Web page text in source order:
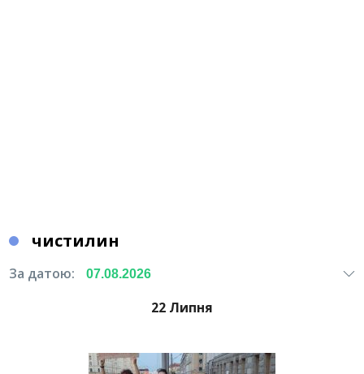
чистилин
За датою:
22 Липня